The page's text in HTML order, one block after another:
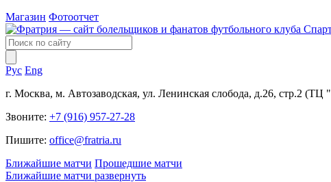
Магазин Фотоотчет
Рус Eng
г. Москва, м. Автозаводская, ул. Ленинская слобода, д.26, стр.2
Звоните: +7 (916) 957-27-28
Пишите: office@fratria.ru
Ближайшие матчи Прошедшие матчи
Ближайшие матчи развернуть